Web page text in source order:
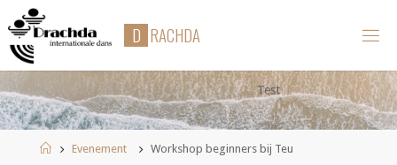
naar
de
inhoud
D RACHDA
Test
HomeEvenement Workshop beginners bij Teu